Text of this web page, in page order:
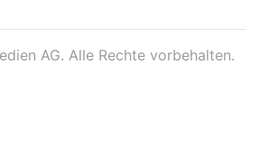
AG. Alle Rechte vorbehalten.